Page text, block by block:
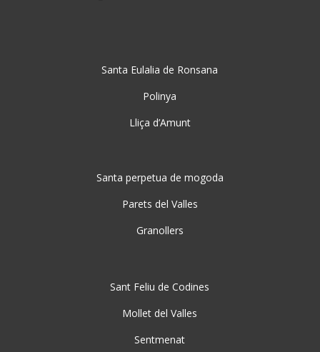
Santa Eulalia de Ronsana
Polinya
Lliça d’Amunt
Santa perpetua de mogoda
Parets del Valles
Granollers
Sant Feliu de Codines
Mollet del Valles
Sentmenat